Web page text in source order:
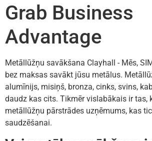
Grab Business
Advantage
Metāllūžņu savākšana Clayhall - Mēs,
bez maksas savākt jūsu metālus.
alumīnijs, misiņš, bronza, cinks, svins,
daudz kas cits. Tikmēr vislabākais ir tas,
metāllūžņu pārstrādes uzņēmums, kas
saudzēšanai.